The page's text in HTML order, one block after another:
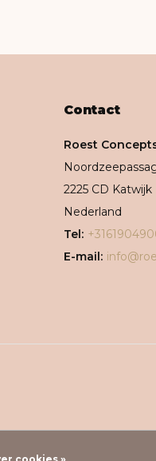
Contact
Roest
2225 CD Katwijk
Nederland
Tel:
E-mail: